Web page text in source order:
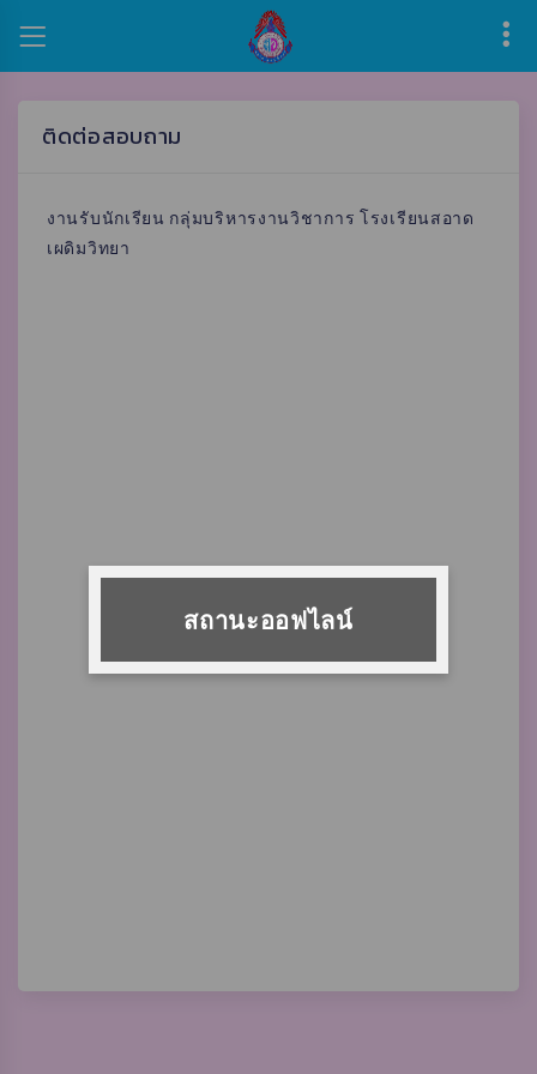
ติดต่อสอบถาม
งานรับนักเรียน กลุ่มบริหารงานวิชาการ โรงเรียนสอาด
เผดิมวิทยา
สถานะออฟไลน์